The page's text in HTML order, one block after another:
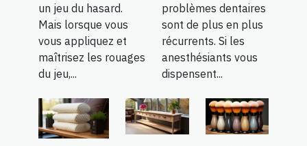
un jeu du hasard.
Mais lorsque vous
vous appliquez et
maîtrisez les rouages
du jeu,...
problèmes dentaires
sont de plus en plus
récurrents. Si les
anesthésiants vous
dispensent...